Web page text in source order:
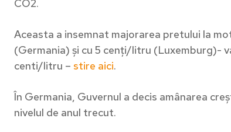
CO2.
Aceasta a insemnat majorarea pretului la
(Germania) și cu 5 cenți/litru (Luxemburg)-
centi/litru – stire aici.
În Germania, Guvernul a decis amânarea
nivelul de anul trecut.